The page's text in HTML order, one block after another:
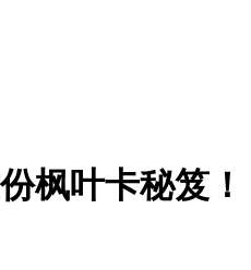
枫叶卡秘笈！